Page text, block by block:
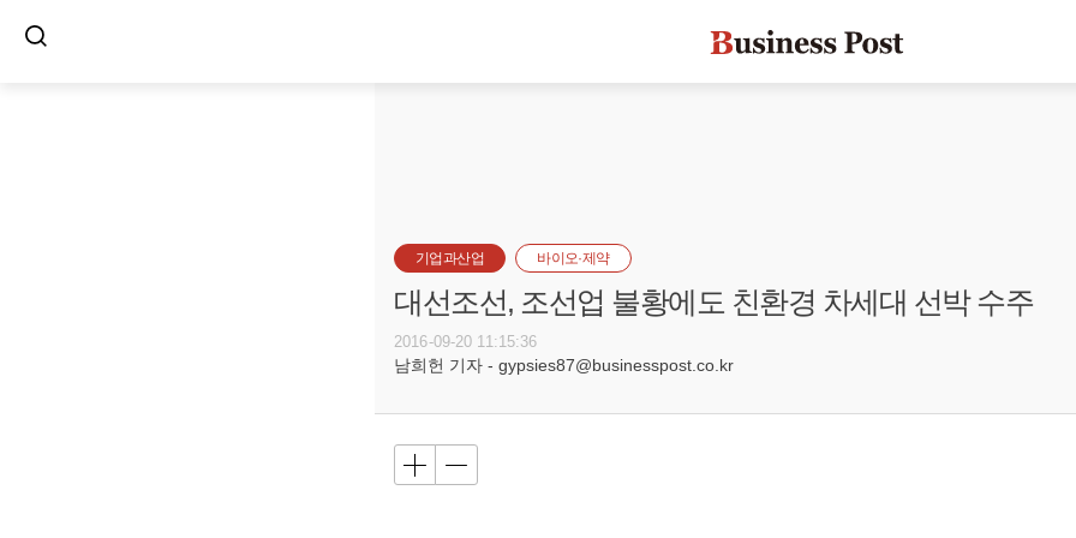
기업과산업 바이오·제약
대선조선, 조선업 불황에도 친환경 차세대 선박 수주
2016-09-20 11:15:36
남희헌 기자 - gypsies87@businesspost.co.kr